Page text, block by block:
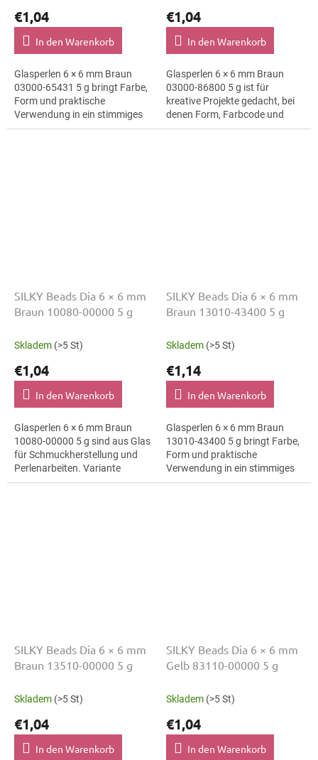
€1,04
In den Warenkorb
Glasperlen 6 × 6 mm Braun
03000-65431 5 g bringt Farbe,
Form und praktische
Verwendung in ein stimmiges
Schmuckprojekt. Variante
€1,04
In den Warenkorb
Glasperlen 6 × 6 mm Braun
03000-86800 5 g ist für
kreative Projekte gedacht, bei
denen Form, Farbcode und
Material klar erkennbar bleiben.
SILKY Beads Dia 6 × 6 mm
Braun 10080-00000 5 g
Skladem (>5 St)
€1,04
In den Warenkorb
Glasperlen 6 × 6 mm Braun
10080-00000 5 g sind aus Glas
für Schmuckherstellung und
Perlenarbeiten. Variante
10080-00000 eignet sich für
SILKY Beads Dia 6 × 6 mm
Braun 13010-43400 5 g
Skladem (>5 St)
€1,14
In den Warenkorb
Glasperlen 6 × 6 mm Braun
13010-43400 5 g bringt Farbe,
Form und praktische
Verwendung in ein stimmiges
Schmuckprojekt. Variante
SILKY Beads Dia 6 × 6 mm
Braun 13510-00000 5 g
Skladem (>5 St)
€1,04
In den Warenkorb
SILKY Beads Dia 6 × 6 mm
Gelb 83110-00000 5 g
Skladem (>5 St)
€1,04
In den Warenkorb